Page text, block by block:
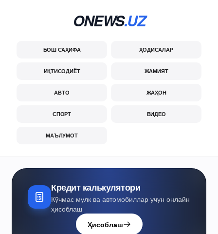
ONEWS.UZ
БОШ САҲИФА ҲОДИСАЛАР
ИҚТИСОДИЁТ ЖАМИЯТ
АВТО ЖАҲОН
СПОРТ ВИДЕО
МАЪЛУМОТ
Кредит калькулятори
Кўчмас мулк ва автомобиллар учун онлайн
ҳисоблаш
Ҳисоблаш